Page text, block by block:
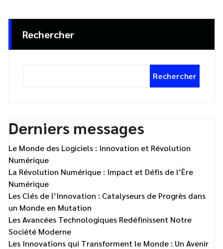
Rechercher
Rechercher
Derniers messages
Le Monde des Logiciels : Innovation et Révolution
Numérique
La Révolution Numérique : Impact et Défis de l’Ère
Numérique
Les Clés de l’Innovation : Catalyseurs de Progrès dans
un Monde en Mutation
Les Avancées Technologiques Redéfinissent Notre
Société Moderne
Les Innovations qui Transforment le Monde : Un Avenir